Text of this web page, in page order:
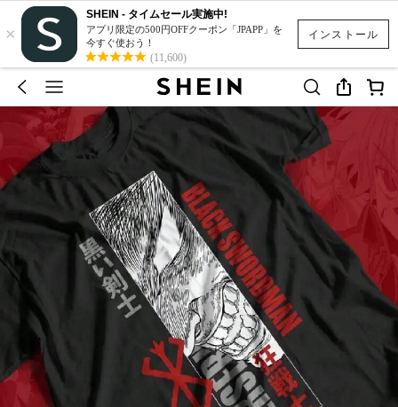
インストール
×
SHEIN - タイムセール実施中!
アプリ限定の500円OFFクーポン「JPAPP」を
今すぐ使おう！
(11,600)